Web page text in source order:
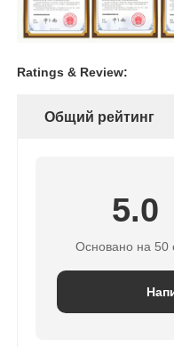
Ratings & Review:
Общий рейтинг
5.0
Основано на 50